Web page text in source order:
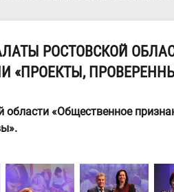
РОСТОВСКОЙ
«ПРОЕКТЫ,
«Общественное